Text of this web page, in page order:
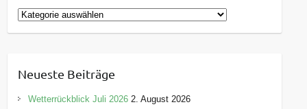
K
a
g
o
Neueste Beiträge
Wetterrückblick Juli 2026 2. August 2026